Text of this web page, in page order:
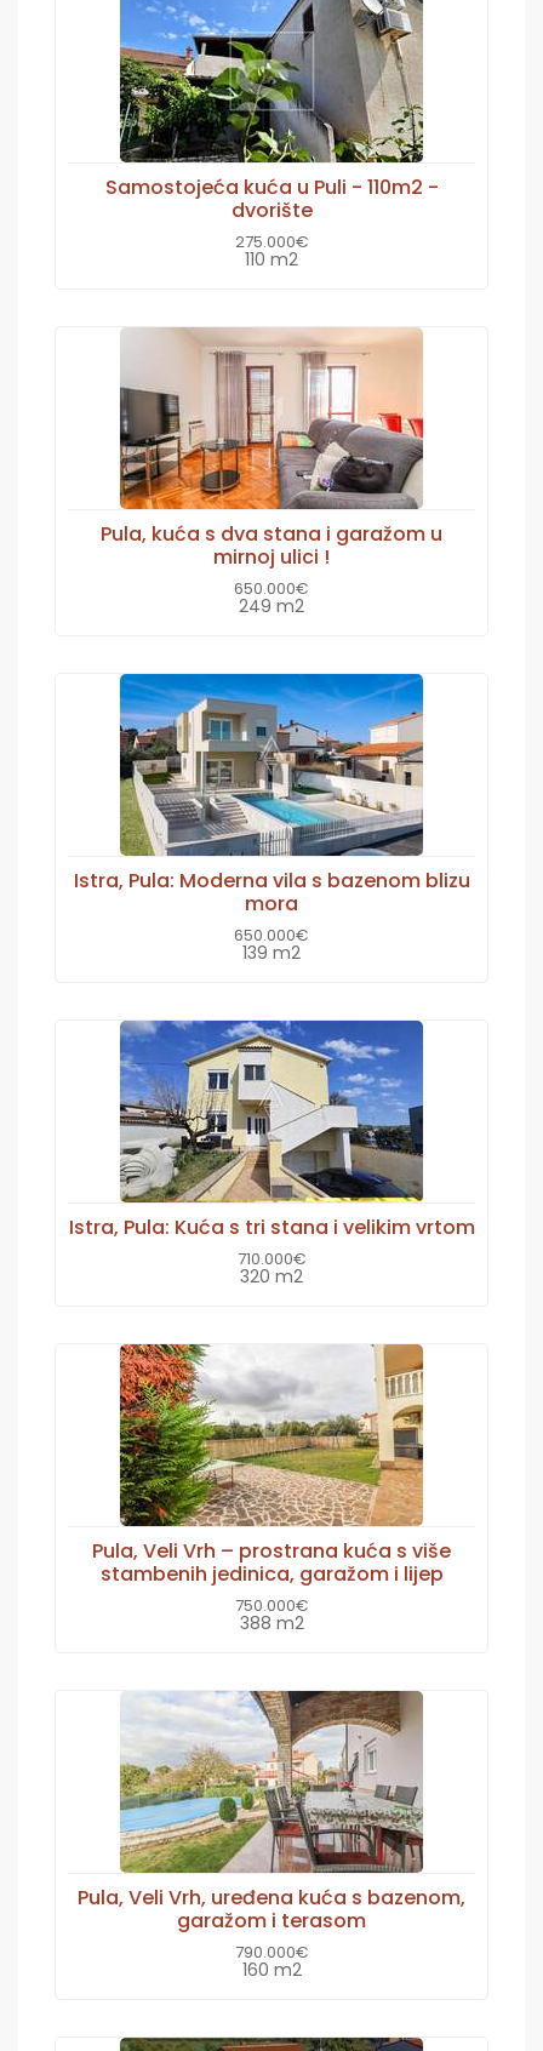
Samostojeća kuća u Puli - 110m2 -
dvorište
275.000€
110 m2
Pula, kuća s dva stana i garažom u
mirnoj ulici !
650.000€
249 m2
Istra, Pula: Moderna vila s bazenom blizu
mora
650.000€
139 m2
Istra, Pula: Kuća s tri stana i velikim vrtom
710.000€
320 m2
Pula, Veli Vrh – prostrana kuća s više
stambenih jedinica, garažom i lijep
750.000€
388 m2
Pula, Veli Vrh, uređena kuća s bazenom,
garažom i terasom
790.000€
160 m2